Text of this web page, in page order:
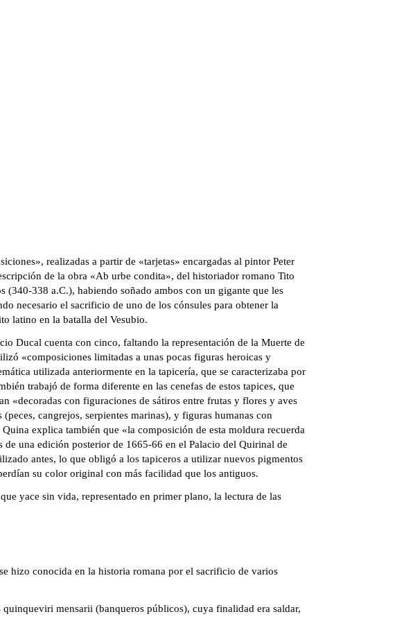
realizadas a partir de «tarjetas» encargadas al pintor Peter
de la obra «Ab urbe condita», del historiador romano Tito
338 a.C.), habiendo soñado ambos con un gigante que les
necesario el sacrificio de uno de los cónsules para obtener la
latino en la batalla del Vesubio.
Ducal cuenta con cinco, faltando la representación de la Muerte de
«composiciones limitadas a unas pocas figuras heroicas y
utilizada anteriormente en la tapicería, que se caracterizaba por
trabajó de forma diferente en las cenefas de estos tapices, que
«decoradas con figuraciones de sátiros entre frutas y flores y aves
cangrejos, serpientes marinas), y figuras humanas con
explica también que «la composición de esta moldura recuerda
de una edición posterior de 1665-66 en el Palacio del Quirinal de
antes, lo que obligó a los tapiceros a utilizar nuevos pigmentos
su color original con más facilidad que los antiguos.
yace sin vida, representado en primer plano, la lectura de las
hizo conocida en la historia romana por el sacrificio de varios
mensarii (banqueros públicos), cuya finalidad era saldar,